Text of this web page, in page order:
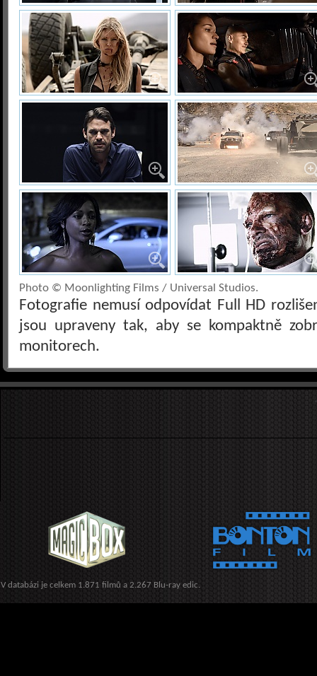
Photo © Moonlighting Films / Universal Studios.
Fotografie nemusí odpovídat Full HD
jsou upraveny tak, aby se kompaktně
monitorech.
V databázi je celkem 1.871 filmů a 2.267 Blu-ray edic.